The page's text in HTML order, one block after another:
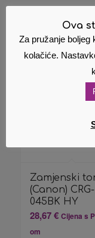
Povezani
Zamjenski
(Canon) CRG-
045BK HY
28,67€ Cijena s
om
Ova
Za pružanje
kolačiće.